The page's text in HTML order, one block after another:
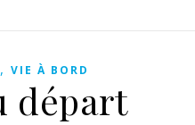
, VIE À BORD
départ